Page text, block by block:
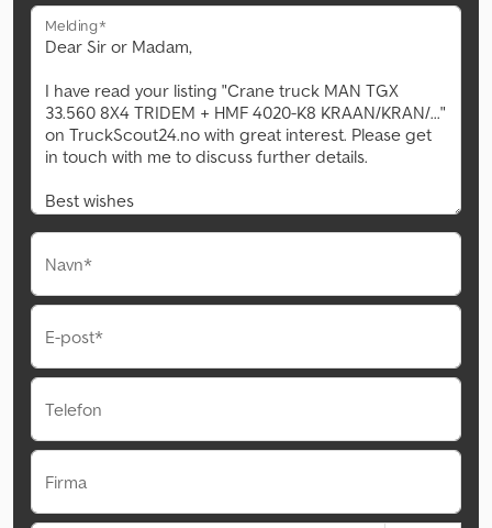
Melding*
Navn*
E-post*
Telefon
Firma